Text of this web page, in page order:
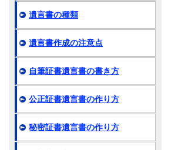
遺言書の種類
遺言書作成の注意点
自筆証書遺言書の書き方
公正証書遺言書の作り方
秘密証書遺言書の作り方